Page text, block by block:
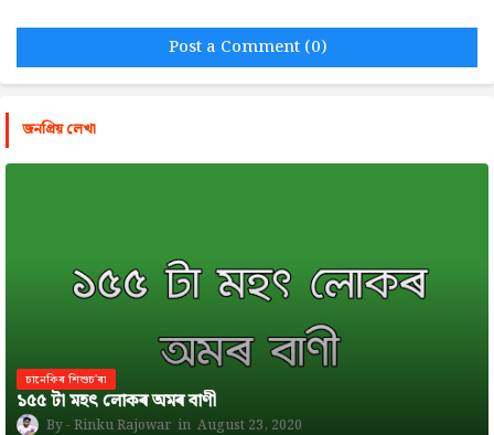
Post a Comment (0)
জনপ্রিয় লেখা
চানেকিৰ শিশুচ'ৰা
১৫৫ টা মহৎ লোকৰ অমৰ বাণী
Rinku Rajowar August 23, 2020